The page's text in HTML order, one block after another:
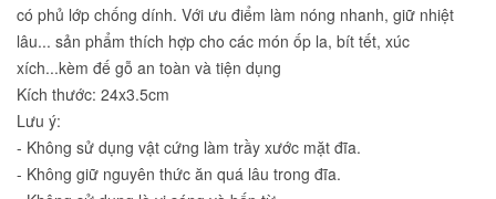
có phủ lớp chống dính. Với ưu điểm làm nóng nhanh, giữ nhiệt
lâu... sản phẩm thích hợp cho các món ốp la, bít tết, xúc
xích...kèm đế gỗ an toàn và tiện dụng
Kích thước: 24x3.5cm
Lưu ý:
- Không sử dụng vật cứng làm trầy xước mặt đĩa.
- Không giữ nguyên thức ăn quá lâu trong đĩa.